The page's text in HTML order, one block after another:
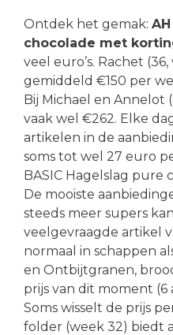
Ontdek het gemak:
chocolade met
veel euro’s. Rachet
gemiddeld €150 per
Bij Michael en Annelot
vaak wel €262. Elke
artikelen in de
soms tot wel 27 euro
BASIC Hagelslag pure
De mooiste
steeds meer supers
veelgevraagde artikel
normaal in schappen
en Ontbijtgranen,
prijs van dit moment (6
Soms wisselt de prijs
folder (week 32) biedt